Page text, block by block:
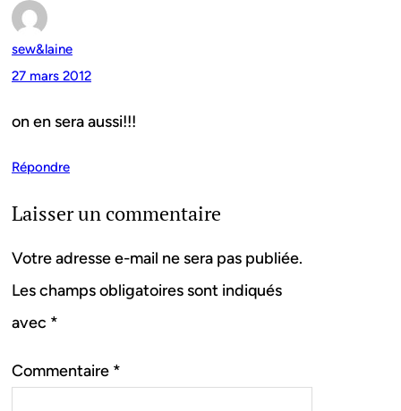
sew&laine
27 mars 2012
on en sera aussi!!!
Répondre
Laisser un commentaire
Votre adresse e-mail ne sera pas publiée.
Les champs obligatoires sont indiqués
avec *
Commentaire *